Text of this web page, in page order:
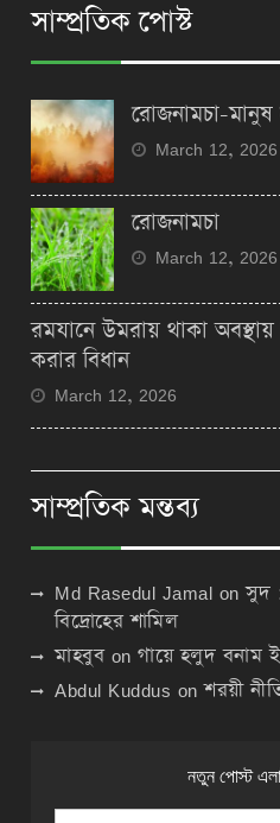
সাম্প্রতিক পোস্ট
রোজনামচা-মানুষ
March 12, 2026
রোজনামচা
March 12, 2026
রমযানে উমরায় থাকা
করার বিধান
March 12, 2026
সাম্প্রতিক মন্তব্য
Md Rasedul Jamal onসুদ
বিদ্রোহের শামিল
মাহবুবonগায়ে হলুদ বনাম
Abdul Kuddus onশরয়ী
নতুন পোস্ট